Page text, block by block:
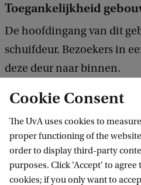
Toegankelijkheid
De hoofdingang van dit
schuifdeur. Bezoekers in
deze deur naar binnen.
Parkeerplaatsen voor
Bij de hoofdingangen van
zich parkeerplaatsen voor
Cookie Consent
The UvA uses cookies to
proper functioning of the
order to display third-party
purposes. Click 'Accept' to
cookies; if you only want to